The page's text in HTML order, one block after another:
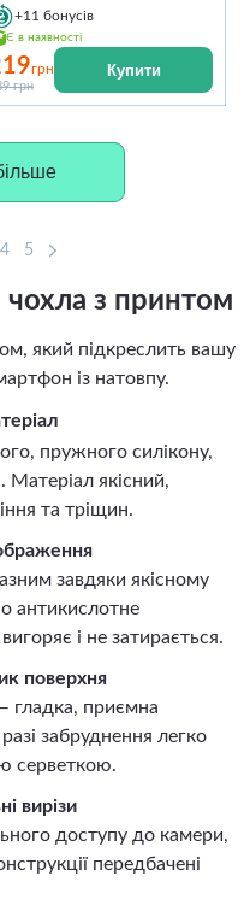
+11 бонусів
Є в наявності
грн
грн
Купити
4 5
чохла з принтом
який підкреслить вашу
із натовпу.
пружного силікону,
Матеріал якісний,
та тріщин.
завдяки якісному
антикислотне
і не затирається.
поверхня
приємна
забруднення легко
серветкою.
вирізи
доступу до камери,
передбачені